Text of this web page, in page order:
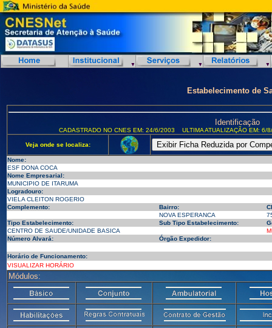
Estabelecimento de
Identificação
CADASTRADO NO CNES EM: 24/6/2003 ULTIMA ATUALIZAÇÃO EM:
Veja onde se localiza:
Nome:
ESF DONA COCA
Nome Empresarial:
MUNICIPIO DE ITARUMA
Logradouro:
VIELA CLEITON ROGERIO
Complemento:
Bairro:
NOVA ESPERANCA
Tipo Estabelecimento:
Sub Tipo Estabelecimento:
CENTRO DE SAUDE/UNIDADE BASICA
Número Alvará:
Órgão Expedidor:
Horário de Funcionamento:
VISUALIZAR HORÁRIO
Módulos: